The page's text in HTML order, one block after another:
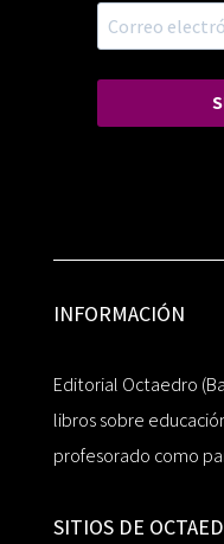
INFORMACIÓN
Editorial Octaedro
libros sobre
profesorado como
SITIOS DE